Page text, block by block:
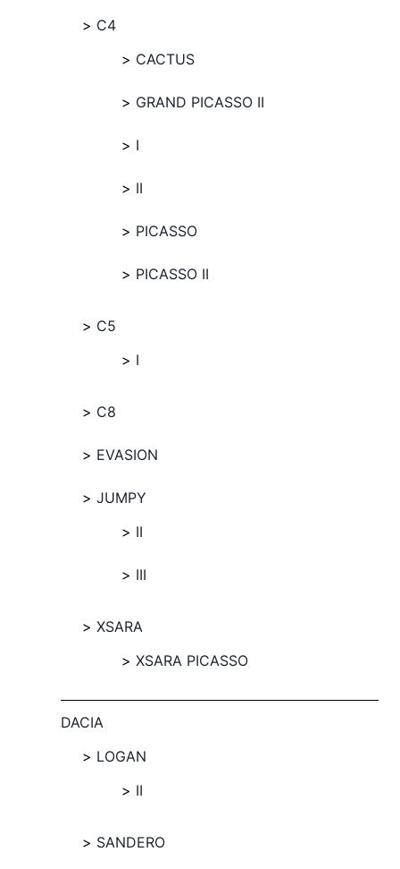
C4
CACTUS
GRAND PICASSO II
I
II
PICASSO
PICASSO II
C5
I
C8
EVASION
JUMPY
II
III
XSARA
XSARA PICASSO
DACIA
LOGAN
II
SANDERO